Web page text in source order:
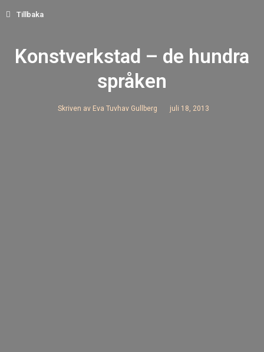
Tillbaka
Konstverkstad – de hundra
språken
Skriven av Eva Tuvhav Gullberg juli 18, 2013